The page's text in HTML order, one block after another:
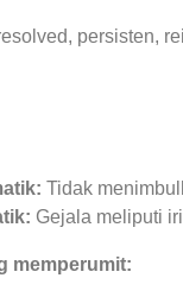
persisten,
Tidak
Gejala meliputi
memperumit: